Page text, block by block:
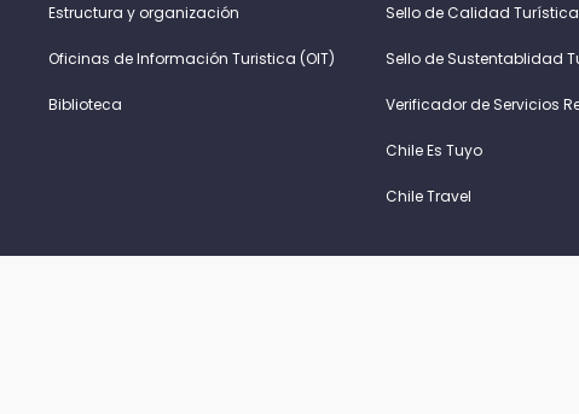
Estructura y organización
Oficinas de Información Turistica (OIT)
Biblioteca
Sello de Calidad Turística
Sello de Sustentablidad
Verificador de Servicios
Chile Es Tuyo
Chile Travel